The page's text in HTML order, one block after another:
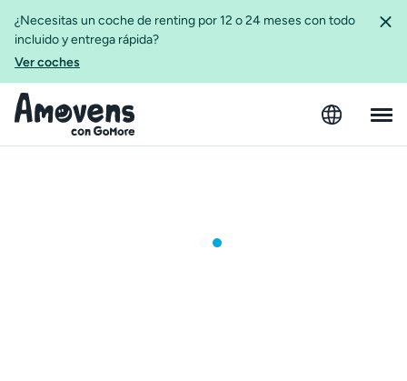
¿Necesitas un coche de renting por 12 o 24 meses con todo
incluido y entrega rápida?
Ver coches